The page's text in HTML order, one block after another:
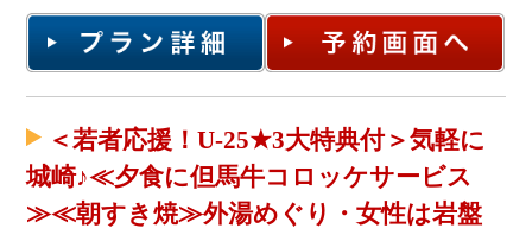
＜若者応援！U-25★3大特典付＞気軽に
城崎♪≪夕食に但馬牛コロッケサービス
≫≪朝すき焼≫外湯めぐり・女性は岩盤